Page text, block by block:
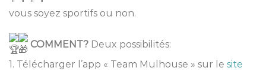
vous soyez sportifs ou non.
COMMENT? Deux possibilités:
1. Télécharger l’app « Team Mulhouse » sur le site